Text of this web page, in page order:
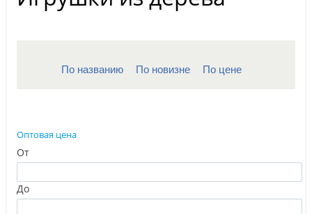
По названию По новизне По цене
Оптовая цена
От
До